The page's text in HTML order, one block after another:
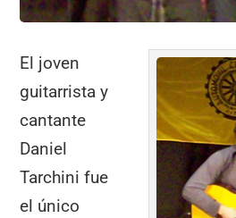
El joven
guitarrista y
cantante
Daniel
Tarchini fue
el único